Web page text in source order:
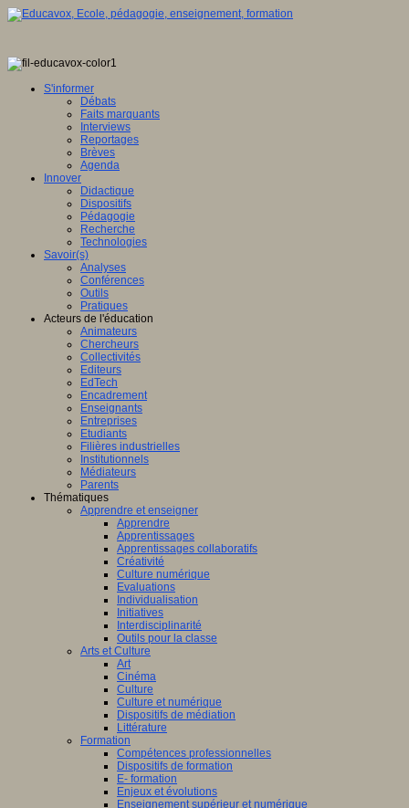
S'informer
Débats
Faits marquants
Interviews
Reportages
Brèves
Agenda
Innover
Didactique
Dispositifs
Pédagogie
Recherche
Technologies
Savoir(s)
Analyses
Conférences
Outils
Pratiques
Acteurs de l'éducation
Animateurs
Chercheurs
Collectivités
Editeurs
EdTech
Encadrement
Enseignants
Entreprises
Etudiants
Filières industrielles
Institutionnels
Médiateurs
Parents
Thématiques
Apprendre et enseigner
Apprendre
Apprentissages
Apprentissages collaboratifs
Créativité
Culture numérique
Evaluations
Individualisation
Initiatives
Interdisciplinarité
Outils pour la classe
Arts et Culture
Art
Cinéma
Culture
Culture et numérique
Dispositifs de médiation
Littérature
Formation
Compétences professionnelles
Dispositifs de formation
E- formation
Enjeux et évolutions
Enseignement supérieur et numérique